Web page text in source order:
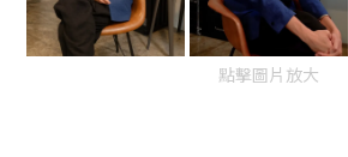
點擊圖片放大